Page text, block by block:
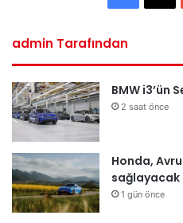
admin Tarafından
BMW i3’ün
2 saat önce
Honda,
sağlayacak
1 gün önce